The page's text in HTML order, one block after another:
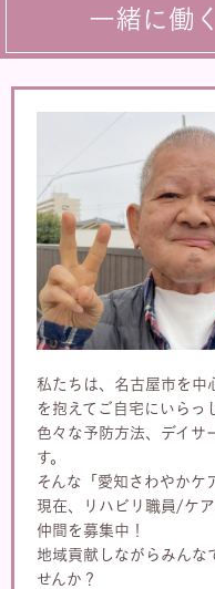
一緒に働
私たちは、名古屋市を中
を抱えてご自宅にいらっ
色々な予防方法、デイサ
す。
そんな「愛知さわやかケ
現在、リハビリ職員/ケ
仲間を募集中！
地域貢献しながらみんな
せんか？